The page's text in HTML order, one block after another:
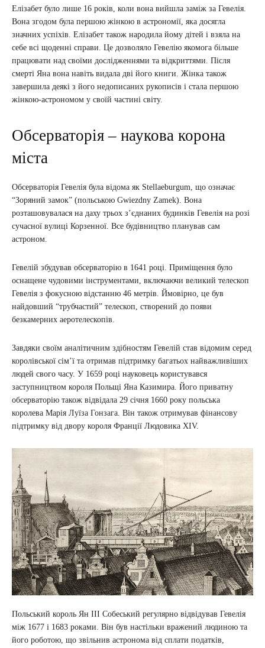
Елізабет було лише 16 років, коли вона вийшла заміж за Гевелія.
Вона згодом була першою жінкою в астрономії, яка досягла
значних успіхів. Елізабет також народила йому дітей і взяла на
себе всі щоденні справи. Це дозволяло Гевелію якомога більше
працювати над своїми дослідженнями та відкриттями. Після
смерті Яна вона навіть видала дві його книги. Жінка також
завершила деякі з його недописаних рукописів і стала першою
жінкою-астрономом у своїй частині світу.
Обсерваторія – наукова корона
міста
Обсерваторія Гевелія була відома як Stellaeburgum, що означає
“Зоряний замок” (польською Gwiezdny Zamek). Вона
розташовувалася на даху трьох з’єднаних будинків Гевелія на розі
сучасної вулиці Корзенної. Все будівництво планував сам
астроном.
Гевелій збудував обсерваторію в 1641 році. Приміщення було
оснащене чудовими інструментами, включаючи великий телескоп
Гевелія з фокусною відстанню 46 метрів. Ймовірно, це був
найдовший “трубчастий” телескоп, створений до появи
безкамерних аеротелескопів.
Завдяки своїм аналітичним здібностям Гевелій став відомим серед
королівської сім’ї та отримав підтримку багатьох найважливіших
людей свого часу. У 1659 році науковець користувався
заступництвом короля Польщі Яна Казимира. Його приватну
обсерваторію також відвідала 29 січня 1660 року польська
королева Марія Луїза Гонзага. Він також отримував фінансову
підтримку від двору короля Франції Людовика XIV.
Польський король Ян III Собеський регулярно відвідував Гевелія
між 1677 і 1683 роками. Він був настільки вражений людиною та
його роботою, що звільнив астронома від сплати податків,